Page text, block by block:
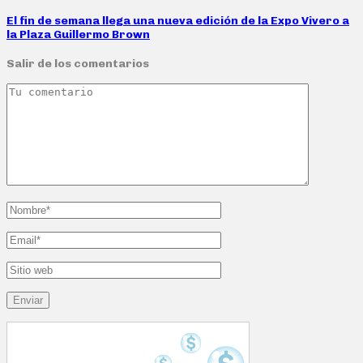
El fin de semana llega una nueva edición de la Expo Vivero a
la Plaza Guillermo Brown
Salir de los comentarios